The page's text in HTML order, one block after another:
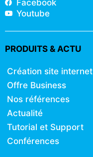
Facebook
Youtube
PRODUITS & ACTU
Création site internet
Offre Business
Nos références
Actualité
Tutorial et Support
Conférences